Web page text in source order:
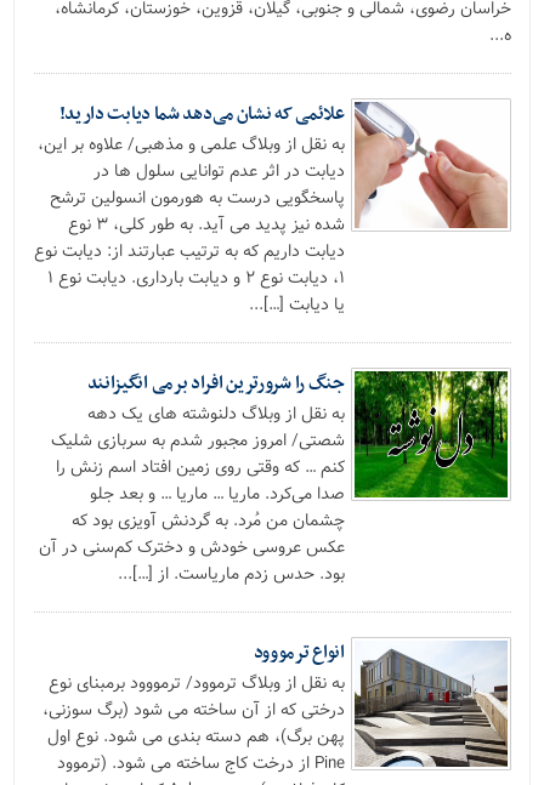
خراسان رضوی، شمالی و جنوبی، گیلان، قزوین، خوزستان، کرمانشاه،
ه...
علائمی که نشان می‌دهد شما دیابت دارید!
به نقل از وبلاگ علمی و مذهبی/ علاوه بر این،
دیابت در اثر عدم توانایی سلول ها در
پاسخگویی درست به هورمون انسولین ترشح
شده نیز پدید می آید. به طور کلی، ۳ نوع
دیابت داریم که به ترتیب عبارتند از: دیابت نوع
۱، دیابت نوع ۲ و دیابت بارداری. دیابت نوع ۱
یا دیابت […]...
جنگ را شرورترین افراد برمی انگیزانند
به نقل از وبلاگ دلنوشته های یک دهه
شصتی/ امروز مجبور شدم به سربازی شلیک
کنم … که وقتی روی زمین افتاد اسم زنش را
صدا می‌کرد. ماریا … ماریا … و بعد جلو
چشمان من مُرد. به گردنش آویزی بود که
عکس عروسی خودش و دخترک کم‌سنی در آن
بود. حدس زدم ماریاست. از […]...
انواع ترمووود
به نقل از وبلاگ ترموود/ ترمووود برمبنای نوع
درختی که از آن ساخته می شود (برگ سوزنی،
پهن برگ)، هم دسته بندی می شود. نوع اول
Pine از درخت کاج ساخته می شود. (ترموود